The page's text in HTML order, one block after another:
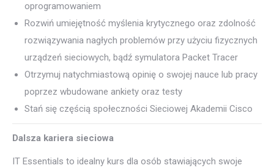
oprogramowaniem
Rozwiń umiejętność myślenia krytycznego oraz zdolność
rozwiązywania nagłych problemów przy użyciu fizycznych
urządzeń sieciowych, bądź symulatora Packet Tracer
Otrzymuj natychmiastową opinię o swojej nauce lub pracy
poprzez wbudowane ankiety oraz testy
Stań się częścią społeczności Sieciowej Akademii Cisco
Dalsza kariera sieciowa
IT Essentials to idealny kurs dla osób stawiających swoje